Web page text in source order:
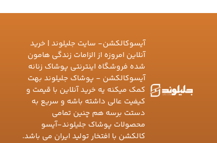
آیسوکالکشن- سایت جلیلوند | خرید
آنلاین امروزه از الزامات زندگی هامون
شده فروشگاه اینترنتی پوشاک زنانه
آیسوکالکشن - پوشاک جلیلوند بهت
کمک میکنه یه خرید آنلاین با قیمت و
کیفیت عالی داشته باشه و سریع به
دستت برسه هم چنین تمامی
محصولات پوشاک جلیلوند-آیسو
کالکشن با افتخار تولید ایران می باشد.